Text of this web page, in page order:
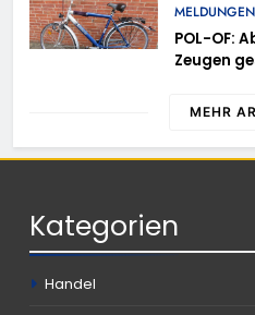
MELDUNGEN
POL-OF:
Zeugen
Wer hat
MEHR
Kategorien
Handel